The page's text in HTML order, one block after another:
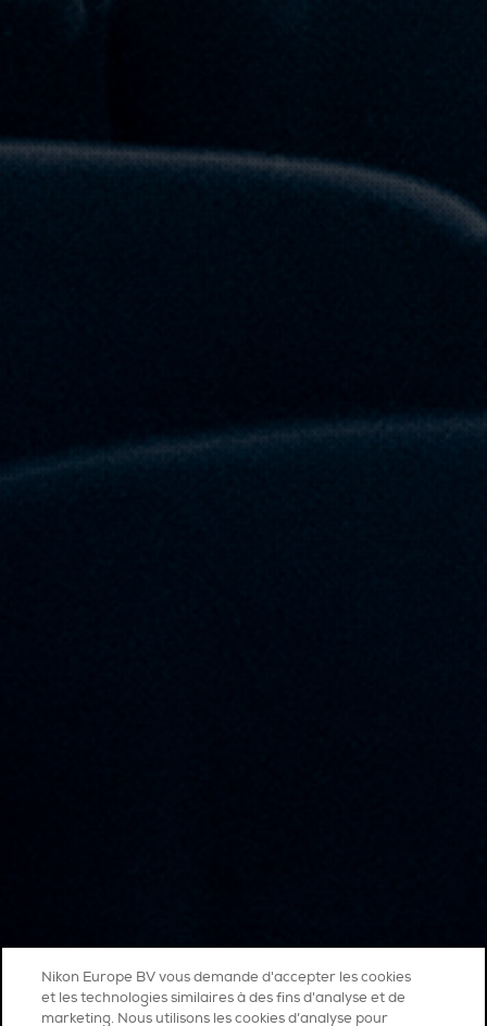
Nikon Europe BV vous demande d'accepter les cookies
et les technologies similaires à des fins d'analyse et de
marketing. Nous utilisons les cookies d’analyse pour